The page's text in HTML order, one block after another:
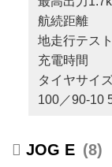
航続距
地走行テスト
充電
タイヤサイ
100／90-10
JOG E 8